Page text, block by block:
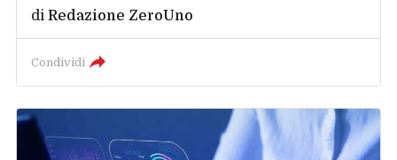
diRedazione ZeroUno
Condividi